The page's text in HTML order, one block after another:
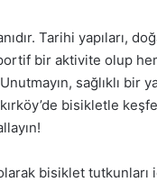
Tarihi yapıları,
bir aktivite olup
sağlıklı bir
bisikletle
bisiklet tutkunları